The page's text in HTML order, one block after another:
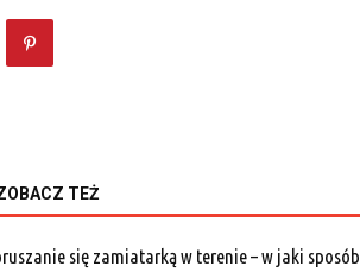
TEŻ
się zamiatarką w terenie – w jaki sposób